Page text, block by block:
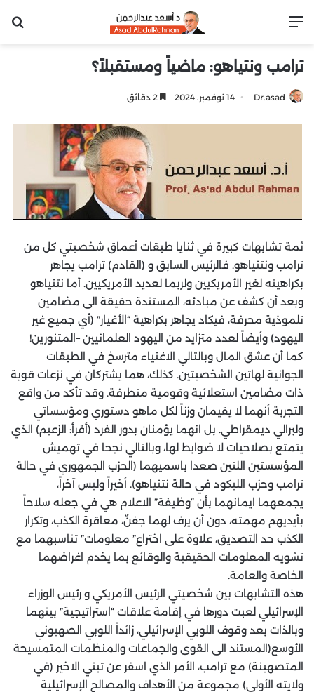
ترامب ونتياهو: ماضياً ومستقبلاً؟
Dr.asad 14 نوفمبر، 2024
ثمة تشابهات كبيرة في ثنايا طبقات أعماق شخصيتي كل من
ترامب ونتنياهو. فالرئيس السابق و (القادم) ترامب يجاهر
بكراهيته لغير الأمريكيين ولربما لعديد الأمريكيين. أما نتنياهو
وبعد أن كشف عن مبادئه، المستندة حقيقة الى مضامين
تلموذية محرفة، فيكاد يجاهر بكراهية “الأغيار” (أي جميع غير
اليهود) وأيضاً لعدد متزايد من اليهود العلمانيين –المتنورين!
كما أن عشق المال وبالتالي الاغنياء مترسخ في الطبقات
الجوانية لهاتين الشخصيتين. كذلك، هما يشتركان في نزعات قوية
ذات مضامين استعلائية وقومية متطرفة. وقد تأكد من واقع
التجربة أنهما لا يقيمان وزناً لكل ماهو دستوري ومؤسساتي
ولبرالي ديمقراطي. بل انهما يؤمنان بدور الفرد (أقرأ: الزعيم) الذي
يتمتع بصلاحيات لا ضوابط لها، وبالتالي نجحا في تهميش
المؤسستين اللتين صعدا باسميهما (الحزب الجمهوري في حالة
ترامب وحزب الليكود في حالة نتنياهو). أخيراً وليس آخراً،
يجمعهما ايمانهما بأن “وظيفة” الاعلام هي في جعله سلاحاً
بأيديهم مهمته، دون أن يرف لهما جفنٌ، معاقرة الكذب، وتكرار
الكذب حد التصديق، علاوة على اختراع” معلومات” تناسبهما مع
تشويه المعلومات الحقيقية والوقائع بما يخدم اغراضهما
الخاصة والعامة.
هذه التشابهات بين شخصيتي الرئيس الأمريكي و رئيس الوزراء
الإسرائيلي لعبت دورها في إقامة علاقات “استراتيجية” بينهما
وبالذات بعد وقوف اللوبي الإسرائيلي، زائداً اللوبي الصهيوني
الأوسع(المستند الى القوى والجماعات والمنظمات المتمسيحة
المتصهينة) مع ترامب، الأمر الذي اسفر عن تبني الاخير (في
ولايته الأولى) مجموعة من الأهداف والمصالح الإسرائيلية